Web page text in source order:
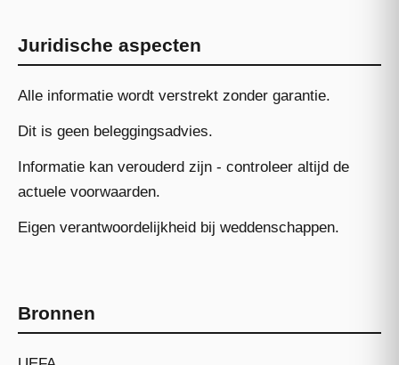
Juridische aspecten
Alle informatie wordt verstrekt zonder garantie.
Dit is geen beleggingsadvies.
Informatie kan verouderd zijn - controleer altijd de
actuele voorwaarden.
Eigen verantwoordelijkheid bij weddenschappen.
Bronnen